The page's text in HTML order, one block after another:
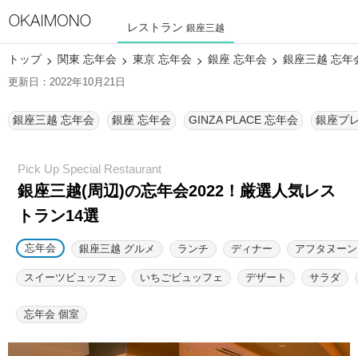
レストラン 銀座三越
トップ 関東 忘年会 東京 忘年会 銀座 忘年会 銀座三越 忘年
更新日：2022年10月21日
銀座三越 忘年会 銀座 忘年会 GINZA PLACE 忘年会 銀座プ
銀座三越(周辺)の忘年会2022！厳選人気レス
トラン14選
忘年会 銀座三越 グルメ ランチ ディナー アフタヌー
スイーツビュッフェ いちごビュッフェ デザート サラダ
忘年会 個室